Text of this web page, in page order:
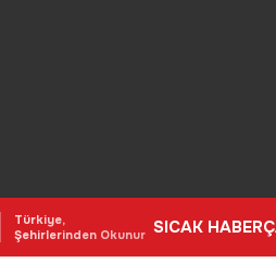
Türkiye,
Şehirlerinden Okunur SICAK HABER